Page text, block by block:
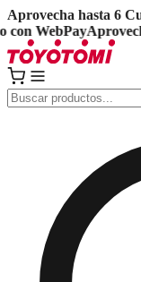
Aprovecha hasta 6
WebPayAprovecha